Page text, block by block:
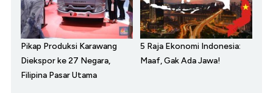
Pikap Produksi Karawang
Diekspor ke 27 Negara,
Filipina Pasar Utama
5 Raja Ekonomi Indonesia:
Maaf, Gak Ada Jawa!